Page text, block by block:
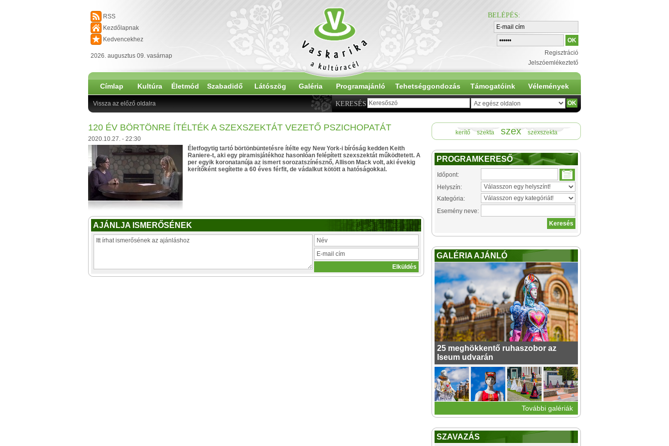
RSS
Kezdőlapnak
Kedvencekhez
2026. augusztus 09. vasárnap
BELÉPÉS:
Regisztráció
Jelszóemlékeztető
Címlap Kultúra Életmód Szabadidő Látószög Galéria Programajánló Tehetséggondozás Támogatóink Vélemények
KERESÉS
Vissza az előző oldalra
120 ÉV BÖRTÖNRE ÍTÉLTÉK A SZEXSZEKTÁT VEZETŐ PSZICHOPATÁT
2020.10.27. - 22:30
Életfogytig tartó börtönbüntetésre ítélte egy New York-i bíróság kedden Keith
Raniere-t, aki egy piramisjátékhoz hasonlóan felépített szexszektát működtetett. A
per egyik koronatanúja az ismert sorozatszínésznő, Allison Mack volt, aki évekig
kerítőként segítette a 60 éves férfit, de vádalkut kötött a hatóságokkal.
AJÁNLJA ISMERŐSÉNEK
kerítő szekta szex szexszekta
PROGRAMKERESŐ
Időpont:
Helyszín:
Kategória:
Esemény neve:
GALÉRIA AJÁNLÓ
25 meghökkentő ruhaszobor az
Iseum udvarán
További galériák
SZAVAZÁS